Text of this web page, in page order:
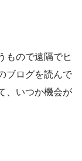
もので遠隔でヒ
ブログを読んで
、いつか機会が